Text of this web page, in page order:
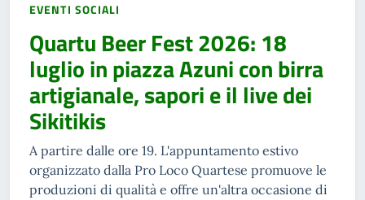
EVENTI SOCIALI
Quartu Beer Fest 2026: 18
luglio in piazza Azuni con birra
artigianale, sapori e il live dei
Sikitikis
A partire dalle ore 19. L'appuntamento estivo
organizzato dalla Pro Loco Quartese promuove le
produzioni di qualità e offre un'altra occasione di